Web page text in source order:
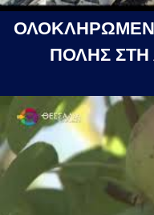
ΠΟΛΗΣ ΣΤΗ